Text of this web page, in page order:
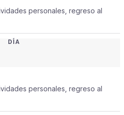
personales, regreso al
DÍA
personales, regreso al